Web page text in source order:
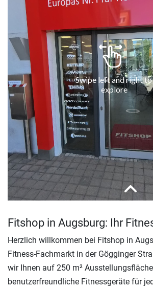
Fitshop in Augsburg: Ihr
Herzlich willkommen bei Fitshop in
Fitness-Fachmarkt in der Gögginger
wir Ihnen auf 250 m² Ausstellungsfläche
benutzerfreundliche Fitnessgeräte für